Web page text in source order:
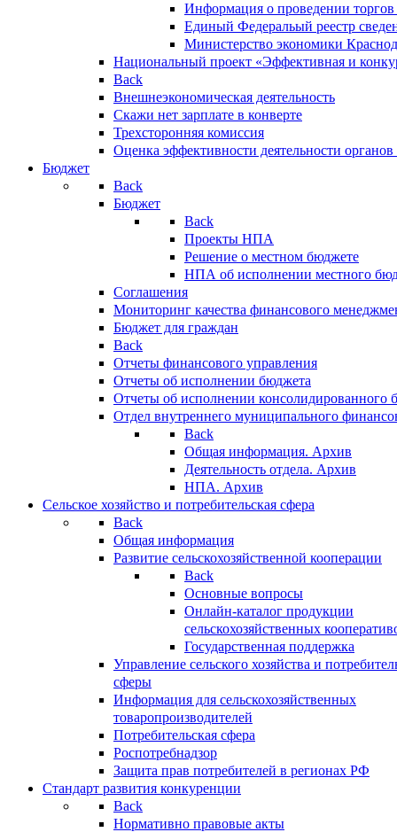
Информация о проведении
Единый Федеральый реестр
Министерство экономики
Национальный проект «Эффективная и
Back
Внешнеэкономическая деятельность
Скажи нет зарплате в конверте
Трехсторонняя комиссия
Оценка эффективности деятельности
Бюджет
Back
Бюджет
Back
Проекты НПА
Решение о местном бюджете
НПА об исполнении местного
Соглашения
Мониторинг качества финансового
Бюджет для граждан
Back
Отчеты финансового управления
Отчеты об исполнении бюджета
Отчеты об исполнении консолидированного
Отдел внутреннего муниципального
Back
Общая информация. Архив
Деятельность отдела. Архив
НПА. Архив
Сельское хозяйство и потребительская сфера
Back
Общая информация
Развитие сельскохозяйственной кооперации
Back
Основные вопросы
Онлайн-каталог продукции
сельскохозяйственных
Государственная поддержка
Управление сельского хозяйства и
сферы
Информация для сельскохозяйственных
товаропроизводителей
Потребительская сфера
Роспотребнадзор
Защита прав потребителей в регионах РФ
Стандарт развития конкуренции
Back
Нормативно правовые акты